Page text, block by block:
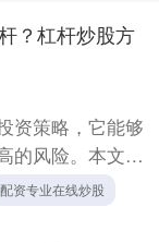
？杠杆炒股方
资策略，它能够
的风险。本文将
助投资者更好
配资专业在线炒股